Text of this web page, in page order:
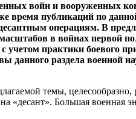
войн и вооруженных
время публикаций по
операциям. В
в войнах первой
с учетом практики боевого
данного раздела военной
темы, целесообразно,
«десант». Большая военная